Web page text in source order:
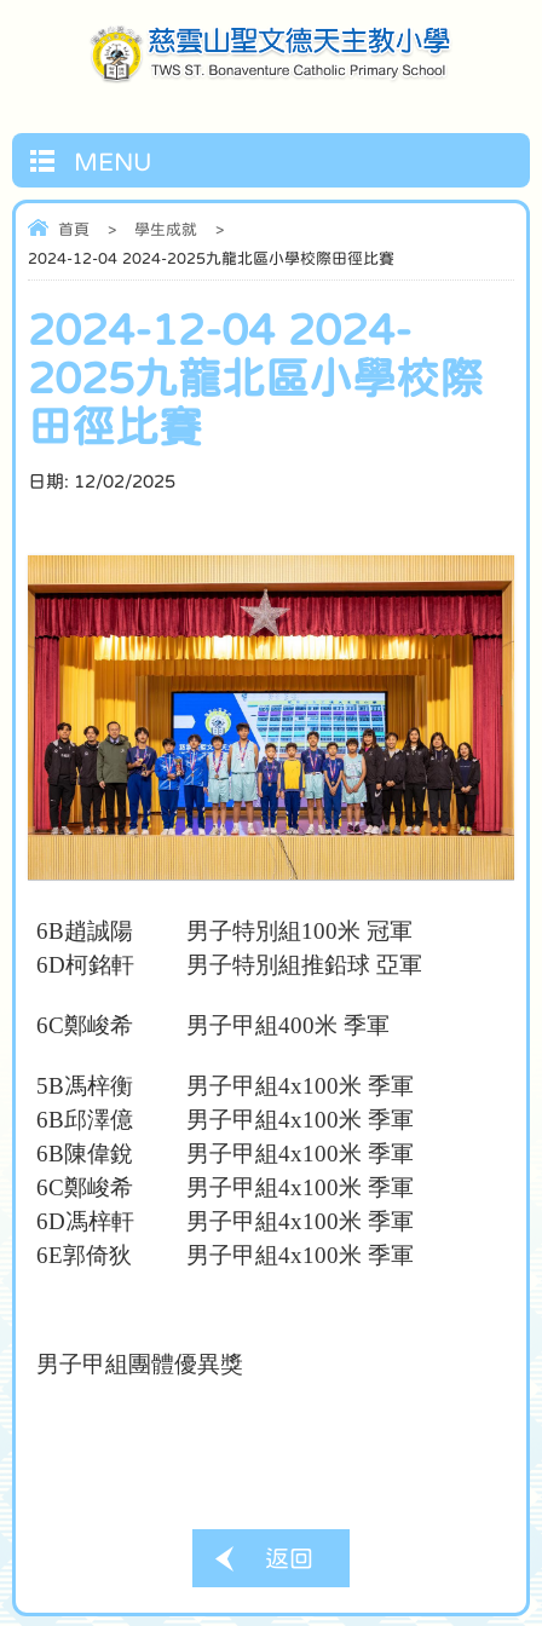
MENU
首頁 > 學生成就
>
2024-12-04 2024-2025九龍北區小學校際田徑比賽
2024-12-04 2024-
2025九龍北區小學校際
田徑比賽
日期: 12/02/2025
6B趙誠陽 男子特別組 100米 冠軍
6D柯銘軒 男子特別組推鉛球 亞軍
6C鄭峻希 男子甲組400米 季軍
5B馮梓衡
6B邱澤億
6B陳偉銳
6C鄭峻希
6D馮梓軒
6E郭倚狄
男子甲組4x100米 季軍
男子甲組4x100米 季軍
男子甲組4x100米 季軍
男子甲組4x100米 季軍
男子甲組4x100米 季軍
男子甲組4x100米 季軍
男子甲組團體優異獎
返回